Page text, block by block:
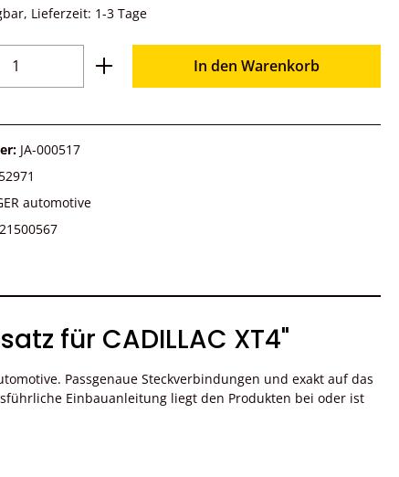
Lieferzeit: 1-3 Tage
Gib den gewünschten Wert
In den Warenkorb
JA-000517
automotive
21500567
für CADILLAC XT4"
Passgenaue Steckverbindungen und exakt auf das
Einbauanleitung liegt den Produkten bei oder ist